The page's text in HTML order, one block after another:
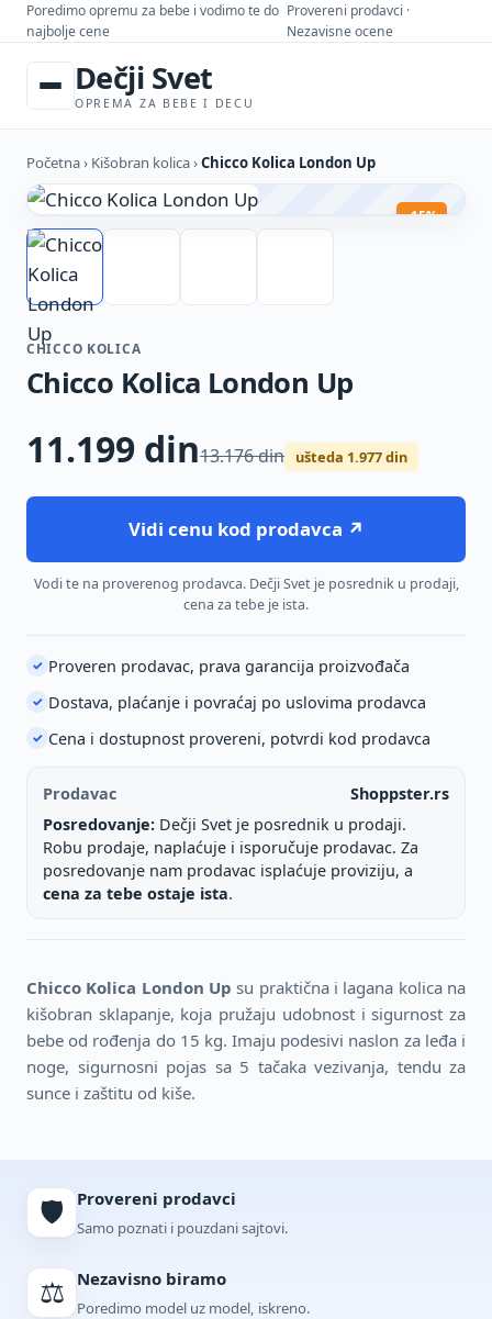
Poredimo opremu za bebe i vodimo te do
najbolje cene
Provereni prodavci ·
Nezavisne ocene
Dečji Svet
OPREMA ZA BEBE I DECU
Početna› Kišobran kolica›Chicco Kolica London Up
-15%
CHICCO KOLICA
Chicco Kolica London Up
11.199 din13.176 din ušteda 1.977 din
Vidi cenu kod prodavca ↗
Vodi te na proverenog prodavca. Dečji Svet je posrednik u prodaji,
cena za tebe je ista.
✓ Proveren prodavac, prava garancija proizvođača
✓ Dostava, plaćanje i povraćaj po uslovima prodavca
✓ Cena i dostupnost provereni, potvrdi kod prodavca
Prodavac
Shoppster.rs
Posredovanje: Dečji Svet je posrednik u prodaji.
Robu prodaje, naplaćuje i isporučuje prodavac. Za
posredovanje nam prodavac isplaćuje proviziju, a
cena za tebe ostaje ista.
Chicco Kolica London Up su praktična i lagana kolica na
kišobran sklapanje, koja pružaju udobnost i sigurnost za
bebe od rođenja do 15 kg. Imaju podesivi naslon za leđa i
noge, sigurnosni pojas sa 5 tačaka vezivanja, tendu za
sunce i zaštitu od kiše.
🛡️ Provereni prodavci
Samo poznati i pouzdani sajtovi.
⚖️ Nezavisno biramo
Poredimo model uz model, iskreno.